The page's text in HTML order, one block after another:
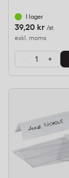
I lager
39,20 kr /st
exkl. moms
- +